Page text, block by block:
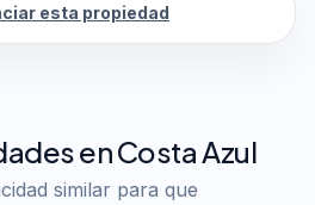
esta propiedad
en Costa Azul
similar para que